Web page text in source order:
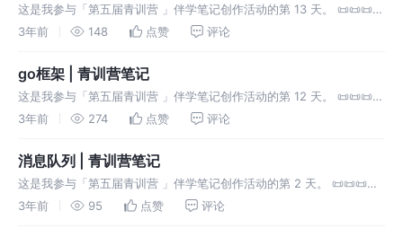
这是我参与「第五届青训营 」伴学笔记创作活动的第 13 天。 📜📜📜今
天学习的是docker工具的使用。今天是一篇存稿，docker是前几天装
3年前 148 点赞 评论
go框架 | 青训营笔记
这是我参与「第五届青训营 」伴学笔记创作活动的第 12 天。 📜📜📜今
天学习的是go框架ketix和hertz
3年前 274 点赞 评论
消息队列 | 青训营笔记
这是我参与「第五届青训营 」伴学笔记创作活动的第 2 天。 📜📜📜今
天学习的是消息队列。思考下面这些情况应该如何处理？
3年前 95 点赞 评论